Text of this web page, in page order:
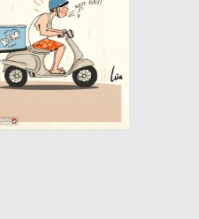
là gì?
một thời của Sài Gòn
mối Sài Gòn